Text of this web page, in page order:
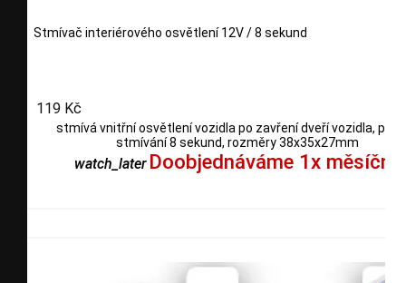
Stmívač interiérového osvětlení 12V / 8 sekund
119 Kč
stmívá vnitřní osvětlení vozidla po zavření dveří vozidla,
stmívání 8 sekund, rozměry 38x35x27mm
watch_later Doobjednáváme 1x měsíčně